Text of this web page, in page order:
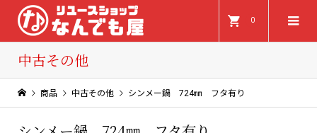
0
中古その他
商品 中古その他 シンメー鍋 724㎜ フタ有り